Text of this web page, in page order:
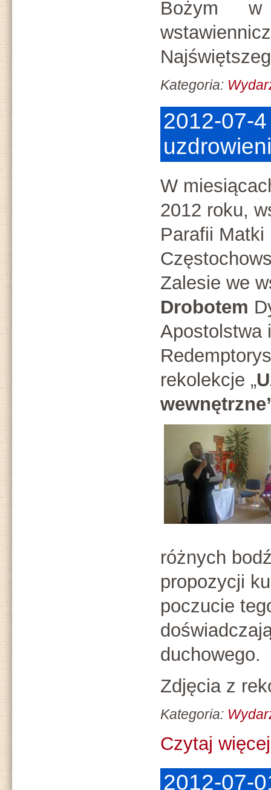
Bożym w
Kategoria:
2012-07-
W
2012 roku,
Parafii Matki
Zalesie we
Drobotem
Apostolstwa
rekolekcje „
różnych
propozycji
poczucie
duchowego.
Zdjęcia z
Kategoria:
Czytaj
2012-07-